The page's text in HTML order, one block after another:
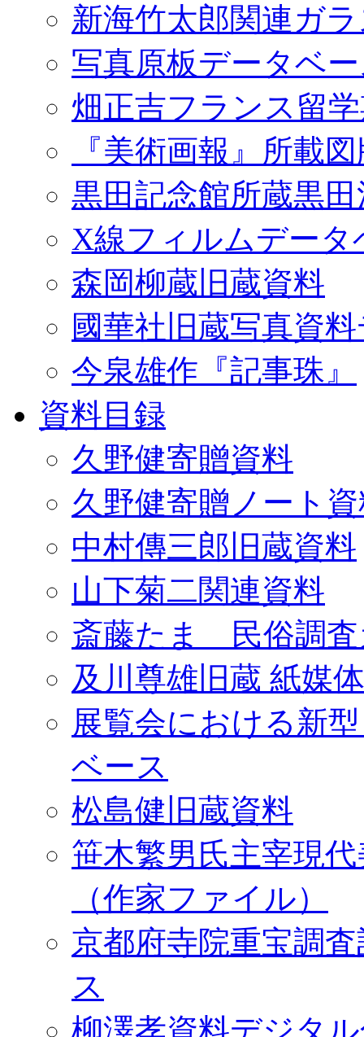
新海竹太郎関連ガ
写真原板データベ
畑正吉フランス留
『美術画報』所載
黒田記念館所蔵黒
X線フィルムデータ
森岡柳蔵旧蔵資料
國華社旧蔵写真資
今泉雄作『記事珠』
資料目録
久野健寄贈資料
久野健寄贈ノート
中村傳三郎旧蔵資料
山下菊二関連資料
斎藤たま 民俗調査
及川尊雄旧蔵 紙媒
展覧会における新
ベース
松島健旧蔵資料
笹木繁男氏主宰現
（作家ファイル）
京都府寺院重宝調
ス
柳澤孝資料デジタ